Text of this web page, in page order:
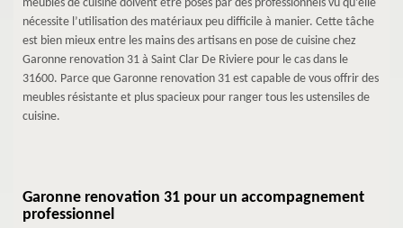
meubles de cuisine doivent être posés par des professionnels vu qu’elle
nécessite l’utilisation des matériaux peu difficile à manier. Cette tâche
est bien mieux entre les mains des artisans en pose de cuisine chez
Garonne renovation 31 à Saint Clar De Riviere pour le cas dans le
31600. Parce que Garonne renovation 31 est capable de vous offrir des
meubles résistante et plus spacieux pour ranger tous les ustensiles de
cuisine.
Garonne renovation 31 pour un accompagnement
professionnel